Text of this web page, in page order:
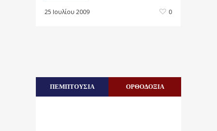
25 Ιουλίου 2009 0
ΠΕΜΠΤΟΥΣΙΑ ΟΡΘΟΔΟΞΙΑ